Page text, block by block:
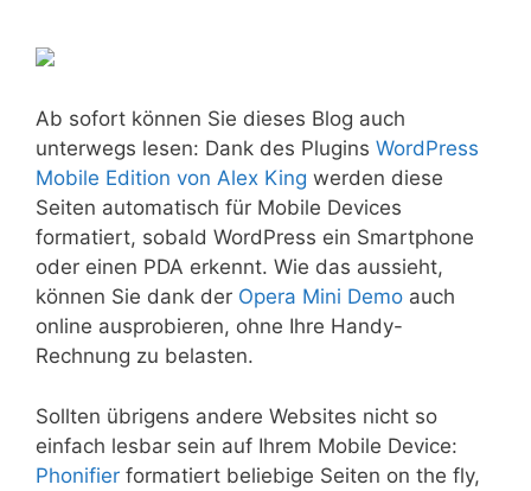
Ab sofort können Sie dieses Blog auch
unterwegs lesen: Dank des Plugins WordPress
Mobile Edition von Alex King werden diese
Seiten automatisch für Mobile Devices
formatiert, sobald WordPress ein Smartphone
oder einen PDA erkennt. Wie das aussieht,
können Sie dank der Opera Mini Demo auch
online ausprobieren, ohne Ihre Handy-
Rechnung zu belasten.
Sollten übrigens andere Websites nicht so
einfach lesbar sein auf Ihrem Mobile Device:
Phonifier formatiert beliebige Seiten on the fly,